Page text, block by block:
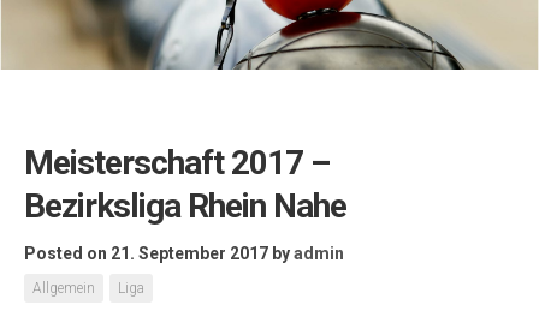
Meisterschaft 2017 –
Bezirksliga Rhein Nahe
Posted on 21. September 2017 byadmin
Allgemein Liga